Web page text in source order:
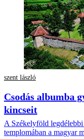
szent lászló
Csodás albumba
kincseit
A Székelyföld legdélebbi
templomában a magyar